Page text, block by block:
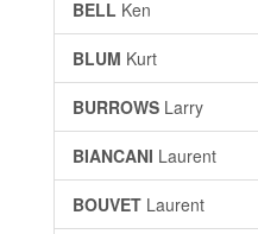
BELL Ken
BLUM Kurt
BURROWS Larry
BIANCANI Laurent
BOUVET Laurent